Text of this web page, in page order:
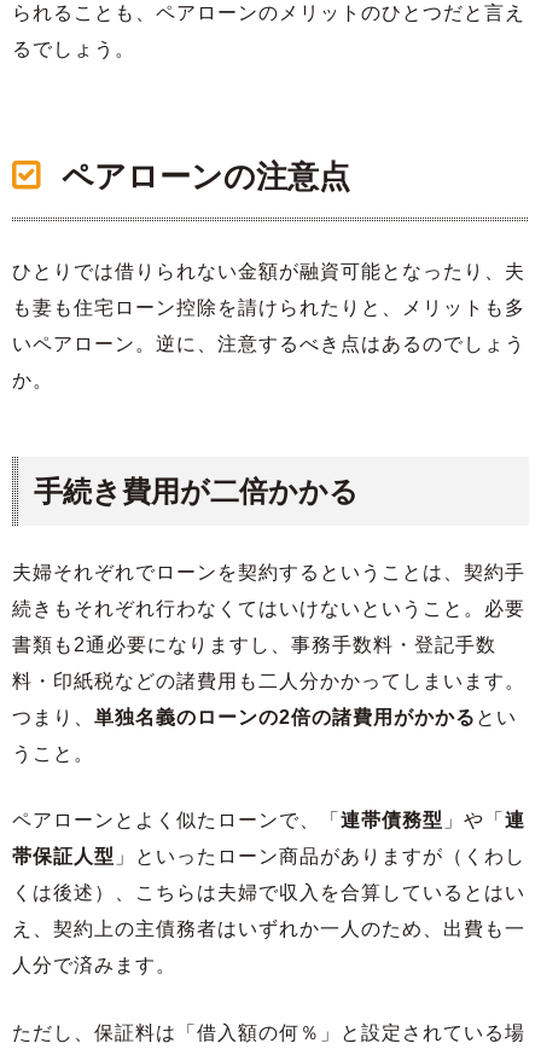
られることも、ペアローンのメリットのひとつだと言え
るでしょう。
ペアローンの注意点
ひとりでは借りられない金額が融資可能となったり、夫
も妻も住宅ローン控除を請けられたりと、メリットも多
いペアローン。逆に、注意するべき点はあるのでしょう
か。
手続き費用が二倍かかる
夫婦それぞれでローンを契約するということは、契約手
続きもそれぞれ行わなくてはいけないということ。必要
書類も2通必要になりますし、事務手数料・登記手数
料・印紙税などの諸費用も二人分かかってしまいます。
つまり、 単独名義のローンの2倍の諸費用がかかる とい
うこと。
ペアローンとよく似たローンで、「 連帯債務型 」や「 連
帯保証人型 」といったローン商品がありますが（くわし
くは後述）、こちらは夫婦で収入を合算しているとはい
え、契約上の主債務者はいずれか一人のため、出費も一
人分で済みます。
ただし、保証料は「借入額の何％」と設定されている場